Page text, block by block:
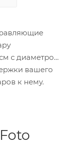
с диаметром
вашего
к нему.